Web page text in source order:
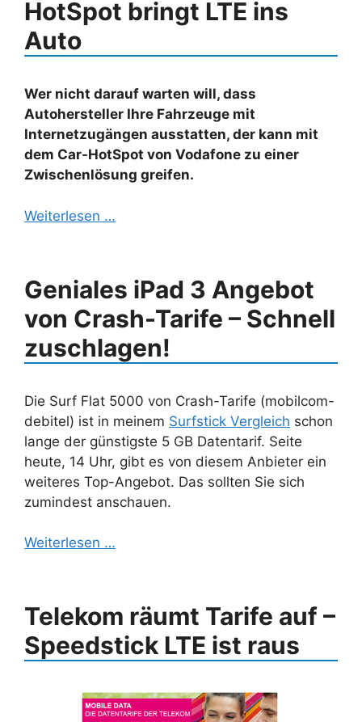
HotSpot bringt LTE ins
Auto
Wer nicht darauf warten will, dass
Autohersteller Ihre Fahrzeuge mit
Internetzugängen ausstatten, der kann mit
dem Car-HotSpot von Vodafone zu einer
Zwischenlösung greifen.
Weiterlesen …
Geniales iPad 3 Angebot
von Crash-Tarife – Schnell
zuschlagen!
Die Surf Flat 5000 von Crash-Tarife (mobilcom-
debitel) ist in meinem Surfstick Vergleich schon
lange der günstigste 5 GB Datentarif. Seite
heute, 14 Uhr, gibt es von diesem Anbieter ein
weiteres Top-Angebot. Das sollten Sie sich
zumindest anschauen.
Weiterlesen …
Telekom räumt Tarife auf –
Speedstick LTE ist raus